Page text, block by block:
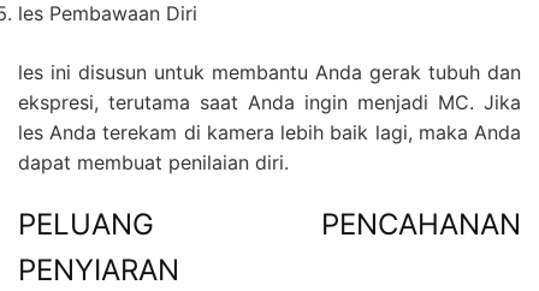
les Pembawaan Diri
les ini disusun untuk membantu Anda gerak tubuh dan
ekspresi, terutama saat Anda ingin menjadi MC. Jika
les Anda terekam di kamera lebih baik lagi, maka Anda
dapat membuat penilaian diri.
PELUANG PENCAHANAN
PENYIARAN